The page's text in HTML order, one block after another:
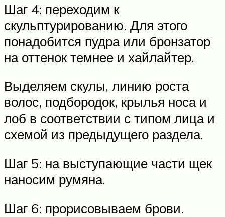
Шаг 4: переходим к
скульптурированию. Для этого
понадобится пудра или бронзатор
на оттенок темнее и хайлайтер.
Выделяем скулы, линию роста
волос, подбородок, крылья носа и
лоб в соответствии с типом лица и
схемой из предыдущего раздела.
Шаг 5: на выступающие части щек
наносим румяна.
Шаг 6: прорисовываем брови.